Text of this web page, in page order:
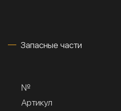
Запасные части
№
Артикул